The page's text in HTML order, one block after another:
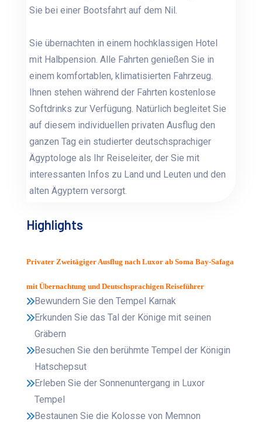
Sie bei einer Bootsfahrt auf dem Nil.
Sie übernachten in einem hochklassigen Hotel
mit Halbpension. Alle Fahrten genießen Sie in
einem komfortablen, klimatisierten Fahrzeug.
Ihnen stehen während der Fahrten kostenlose
Softdrinks zur Verfügung. Natürlich begleitet Sie
auf diesem individuellen privaten Ausflug den
ganzen Tag ein studierter deutschsprachiger
Ägyptologe als Ihr Reiseleiter, der Sie mit
interessanten Infos zu Land und Leuten und den
alten Ägyptern versorgt.
Highlights
Privater Zweitägiger Ausflug nach Luxor ab Soma Bay-Safaga
mit Übernachtung und Deutschsprachigen Reiseführer
Bewundern Sie den Tempel Karnak
Erkunden Sie das Tal der Könige mit seinen
Gräbern
Besuchen Sie den berühmte Tempel der Königin
Hatschepsut
Erleben Sie der Sonnenuntergang in Luxor
Tempel
Bestaunen Sie die Kolosse von Memnon